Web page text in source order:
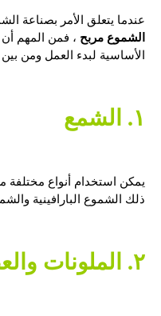
عندما يتعلق الأمر بصناعة
الشموع مربح ، فمن المهم
الأساسية لبدء العمل ومن بين
١. الشمع
يمكن استخدام أنواع
ذلك الشموع البارافينية
٢. الملونات والعطور